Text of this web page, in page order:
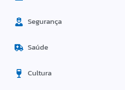
Segurança
Saúde
Cultura